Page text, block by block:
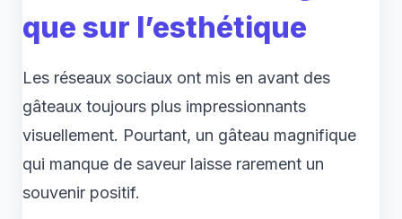
que sur l’esthétique
Les réseaux sociaux ont mis en avant des
gâteaux toujours plus impressionnants
visuellement. Pourtant, un gâteau magnifique
qui manque de saveur laisse rarement un
souvenir positif.